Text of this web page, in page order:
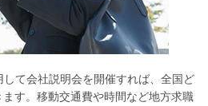
て会社説明会を開催すれば、全国ど
す。移動交通費や時間など地方求職